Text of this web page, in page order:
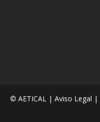
© AETICAL | Aviso Legal |